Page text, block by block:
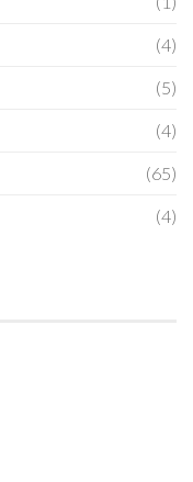
(4)
(5)
(4)
(65)
(4)